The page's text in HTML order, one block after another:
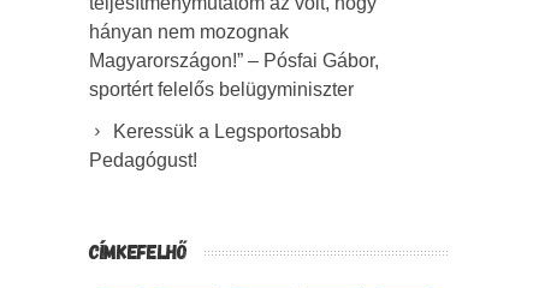
hányan nem mozognak
Magyarországon!” – Pósfai Gábor,
sportért felelős belügyminiszter
Keressük a Legsportosabb
Pedagógust!
CÍMKEFELHŐ